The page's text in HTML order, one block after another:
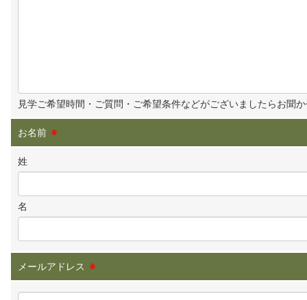
見学ご希望時間・ご質問・ご希望条件などがございましたらお聞
お名前 ※
姓
名
メールアドレス ※